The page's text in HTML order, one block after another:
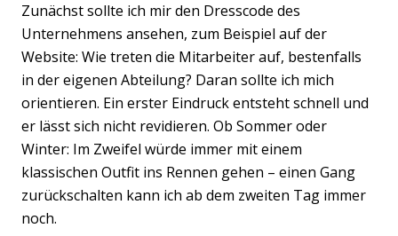
Zunächst sollte ich mir den Dresscode des
Unternehmens ansehen, zum Beispiel auf der
Website: Wie treten die Mitarbeiter auf, bestenfalls
in der eigenen Abteilung? Daran sollte ich mich
orientieren. Ein erster Eindruck entsteht schnell und
er lässt sich nicht revidieren. Ob Sommer oder
Winter: Im Zweifel würde immer mit einem
klassischen Outfit ins Rennen gehen – einen Gang
zurückschalten kann ich ab dem zweiten Tag immer
noch.